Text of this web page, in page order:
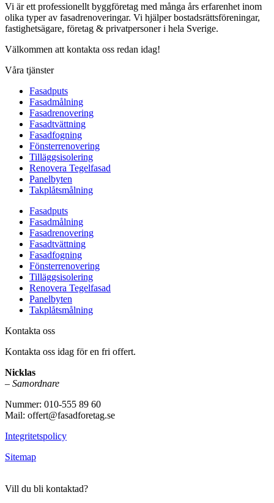
Vi är ett professionellt byggföretag med många års erfarenhet inom
olika typer av fasadrenoveringar. Vi hjälper bostadsrättsföreningar,
fastighetsägare, företag & privatpersoner i hela Sverige.
Välkommen att kontakta oss redan idag!
Våra tjänster
Fasadputs
Fasadmålning
Fasadrenovering
Fasadtvättning
Fasadfogning
Fönsterrenovering
Tilläggsisolering
Renovera Tegelfasad
Panelbyten
Takplåtsmålning
Fasadputs
Fasadmålning
Fasadrenovering
Fasadtvättning
Fasadfogning
Fönsterrenovering
Tilläggsisolering
Renovera Tegelfasad
Panelbyten
Takplåtsmålning
Kontakta oss
Kontakta oss idag för en fri offert.
Nicklas
– Samordnare
Nummer: 010-555 89 60
Mail: offert@fasadforetag.se
Integritetspolicy
Sitemap
Vill du bli kontaktad?